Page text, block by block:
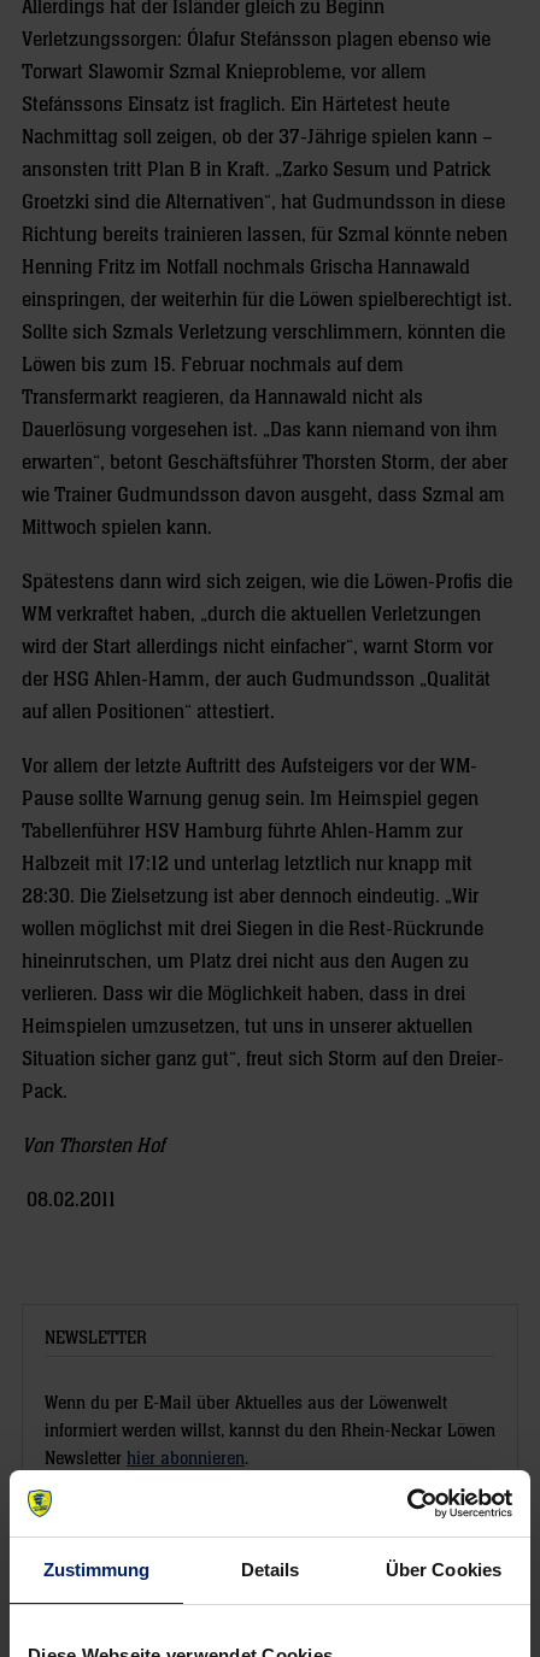
Zustimmung Details Über Cookies
Allerdings hat der Isländer gleich zu Beginn
Verletzungssorgen: Ólafur Stefánsson plagen ebenso wie
Torwart Slawomir Szmal Knieprobleme, vor allem
Stefánssons Einsatz ist fraglich. Ein Härtetest heute
Nachmittag soll zeigen, ob der 37-Jährige spielen kann –
ansonsten tritt Plan B in Kraft. „Zarko Sesum und Patrick
Groetzki sind die Alternativen“, hat Gudmundsson in diese
Richtung bereits trainieren lassen, für Szmal könnte neben
Henning Fritz im Notfall nochmals Grischa Hannawald
einspringen, der weiterhin für die Löwen spielberechtigt ist.
Sollte sich Szmals Verletzung verschlimmern, könnten die
Löwen bis zum 15. Februar nochmals auf dem
Transfermarkt reagieren, da Hannawald nicht als
Dauerlösung vorgesehen ist. „Das kann niemand von ihm
erwarten“, betont Geschäftsführer Thorsten Storm, der aber
wie Trainer Gudmundsson davon ausgeht, dass Szmal am
Mittwoch spielen kann.
Spätestens dann wird sich zeigen, wie die Löwen-Profis die
WM verkraftet haben, „durch die aktuellen Verletzungen
wird der Start allerdings nicht einfacher“, warnt Storm vor
der HSG Ahlen-Hamm, der auch Gudmundsson „Qualität
auf allen Positionen“ attestiert.
Vor allem der letzte Auftritt des Aufsteigers vor der WM-
Pause sollte Warnung genug sein. Im Heimspiel gegen
Tabellenführer HSV Hamburg führte Ahlen-Hamm zur
Halbzeit mit 17:12 und unterlag letztlich nur knapp mit
28:30. Die Zielsetzung ist aber dennoch eindeutig. „Wir
wollen möglichst mit drei Siegen in die Rest-Rückrunde
hineinrutschen, um Platz drei nicht aus den Augen zu
verlieren. Dass wir die Möglichkeit haben, dass in drei
Heimspielen umzusetzen, tut uns in unserer aktuellen
Situation sicher ganz gut“, freut sich Storm auf den Dreier-
Pack.
Von Thorsten Hof
08.02.2011
NEWSLETTER
Wenn du per E-Mail über Aktuelles aus der Löwenwelt
informiert werden willst, kannst du den Rhein-Neckar Löwen
Newsletter hier abonnieren.
previous
„Wir
newst